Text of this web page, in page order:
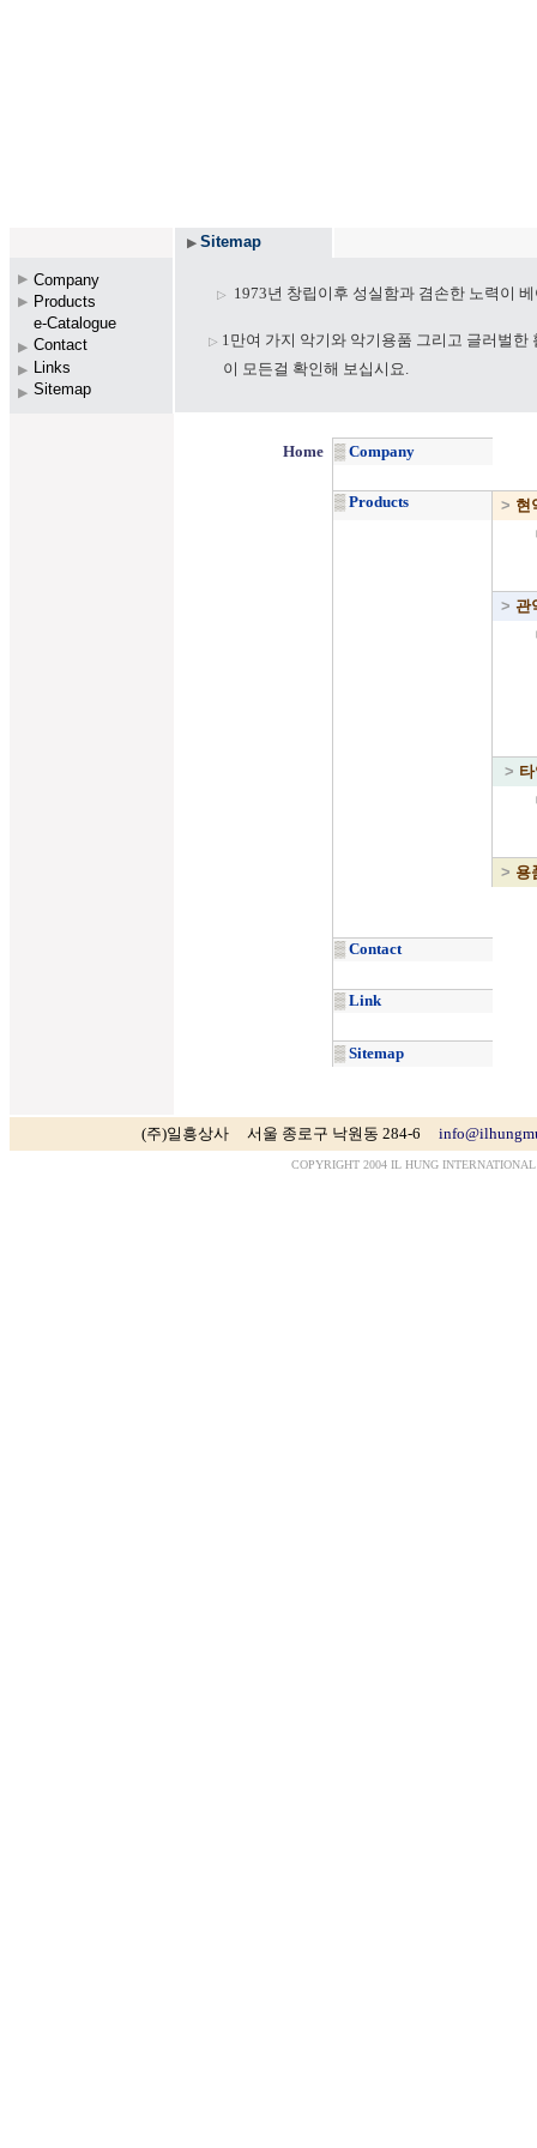
▶ Sitemap
▶
▶
▶
▶
▶
Company
Products
e-Catalogue
Contact
Links
Sitemap
▷ 1973년 창립이후 성실함과 겸손한 노력이
▷ 1만여 가지 악기와 악기용품 그리고 글러벌한
이 모든걸 확인해 보십시요.
Home ▒ Company
▒ Products > 현
> 관
>
> 용
▒ Contact
▒ Link
▒ Sitemap
(주)일흥상사 서울 종로구 낙원동 284-6
COPYRIGHT 2004 IL HUNG